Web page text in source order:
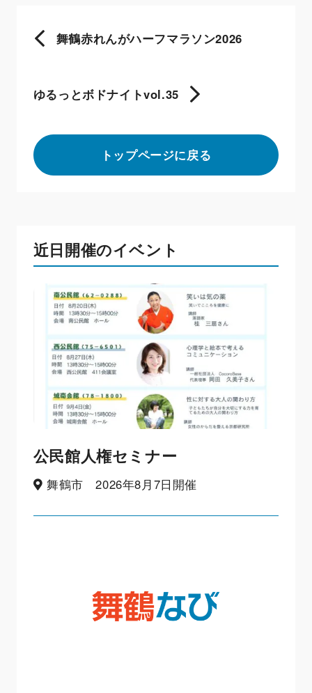
舞鶴赤れんがハーフマラソン2026
トップページに戻る
ゆるっとボドナイトvol.35
近日開催のイベント
公民館人権セミナー
舞鶴市 2026年8月7日開催